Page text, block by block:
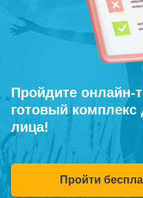
Пройдите онлайн-
готовый
лица!
Пройти